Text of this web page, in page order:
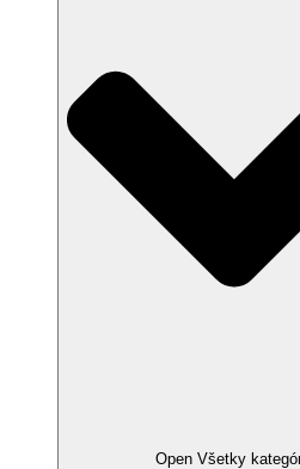
Open Všetky